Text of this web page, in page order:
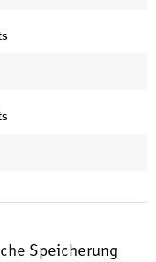
Speicherung